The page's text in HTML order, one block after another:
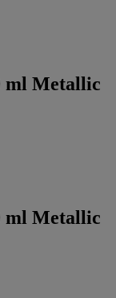
ml Metallic
ml Metallic